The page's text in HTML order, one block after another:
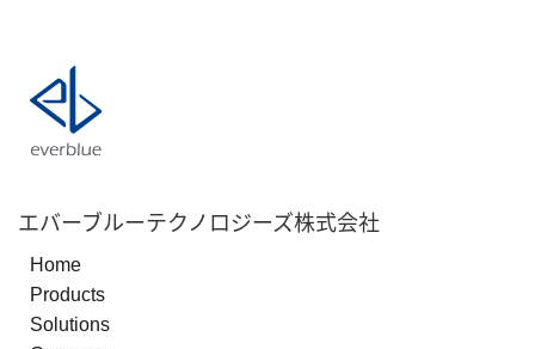
エバーブルーテクノロジーズ株式会社
Home
Products
Solutions